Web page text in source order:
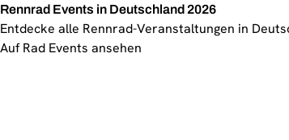
Rennrad Events in Deutschland 2026
Entdecke alle Rennrad-Veranstaltungen in
Auf Rad Events ansehen